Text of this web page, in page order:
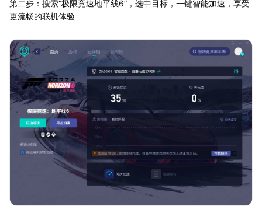
第二步：搜索“极限竞速地平线6”，选中目标，一键智能加速，享受
更流畅的联机体验